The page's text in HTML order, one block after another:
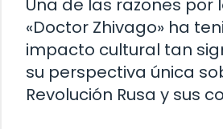
Una de las razones por
«Doctor Zhivago» ha
impacto cultural tan
su perspectiva única
Revolución Rusa y sus